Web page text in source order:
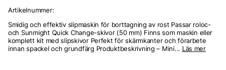
Artikelnummer:
Smidig och effektiv slipmaskin för borttagning av rost Passar roloc-
och Sunmight Quick Change-skivor (50 mm) Finns som maskin eller
komplett kit med slipskivor Perfekt för skärmkanter och förarbete
innan spackel och grundfärg Produktbeskrivning – Mini... Läs mer